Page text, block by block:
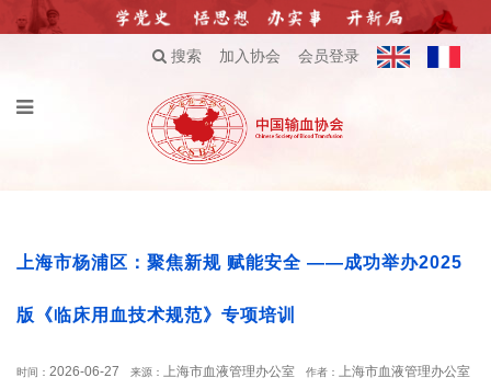
搜索 加入协会 会员登录
上海市杨浦区：聚焦新规 赋能安全 ——成功举办2025
版《临床用血技术规范》专项培训
时间： 2026-06-27 来源： 上海市血液管理办公室 作者： 上海市血液管理办公室